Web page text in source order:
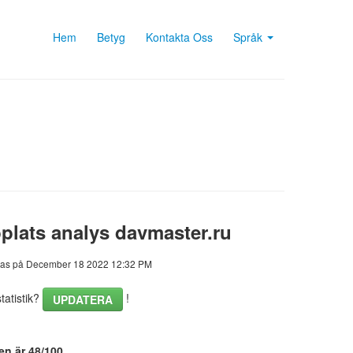
Hem Betyg Kontakta Oss Språk
analys davmaster.ru
på December 18 2022 12:32 PM
UPDATERA !